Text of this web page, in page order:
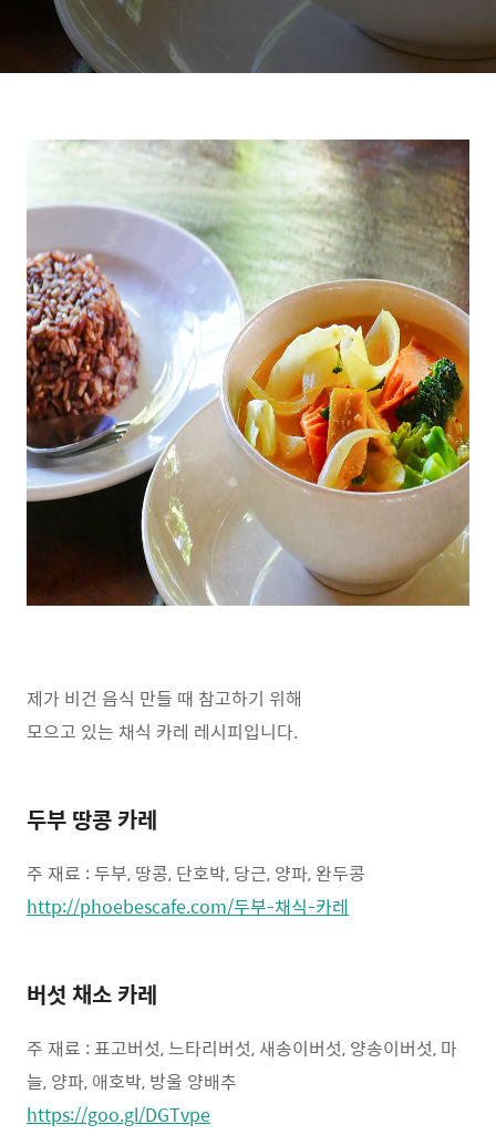
제가 비건 음식 만들 때 참고하기 위해
모으고 있는 채식 카레 레시피입니다.
두부 땅콩 카레
주 재료 : 두부, 땅콩, 단호박, 당근, 양파, 완두콩
http://phoebescafe.com/두부-채식-카레
버섯 채소 카레
주 재료 : 표고버섯, 느타리버섯, 새송이버섯, 양송이버섯, 마
늘, 양파, 애호박, 방울 양배추
https://goo.gl/DGTvpe